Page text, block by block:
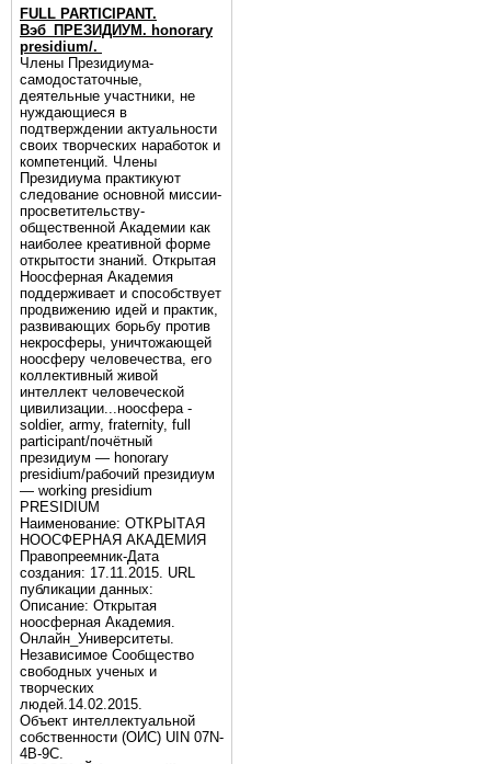
FULL PARTICIPANT.
Вэб_ПРЕЗИДИУМ. honorary
presidium/.
Члены Президиума-
самодостаточные,
деятельные участники, не
нуждающиеся в
подтверждении актуальности
своих творческих наработок и
компетенций. Члены
Президиума практикуют
следование основной миссии-
просветительству-
общественной Академии как
наиболее креативной форме
открытости знаний. Открытая
Ноосферная Академия
поддерживает и способствует
продвижению идей и практик,
развивающих борьбу против
некросферы, уничтожающей
ноосферу человечества, его
коллективный живой
интеллект человеческой
цивилизации...ноосфера -
soldier, army, fraternity, full
participant/почётный
президиум — honorary
presidium/рабочий президиум
— working presidium
PRESIDIUM
Наименование: ОТКРЫТАЯ
НООСФЕРНАЯ АКАДЕМИЯ
Правопреемник-Дата
создания: 17.11.2015. URL
публикации данных:
Описание: Открытая
ноосферная Академия.
Онлайн_Университеты.
Независимое Сообщество
свободных ученых и
творческих
людей.14.02.2015.
Объект интеллектуальной
собственности (ОИС) UIN 07N-
4B-9C.